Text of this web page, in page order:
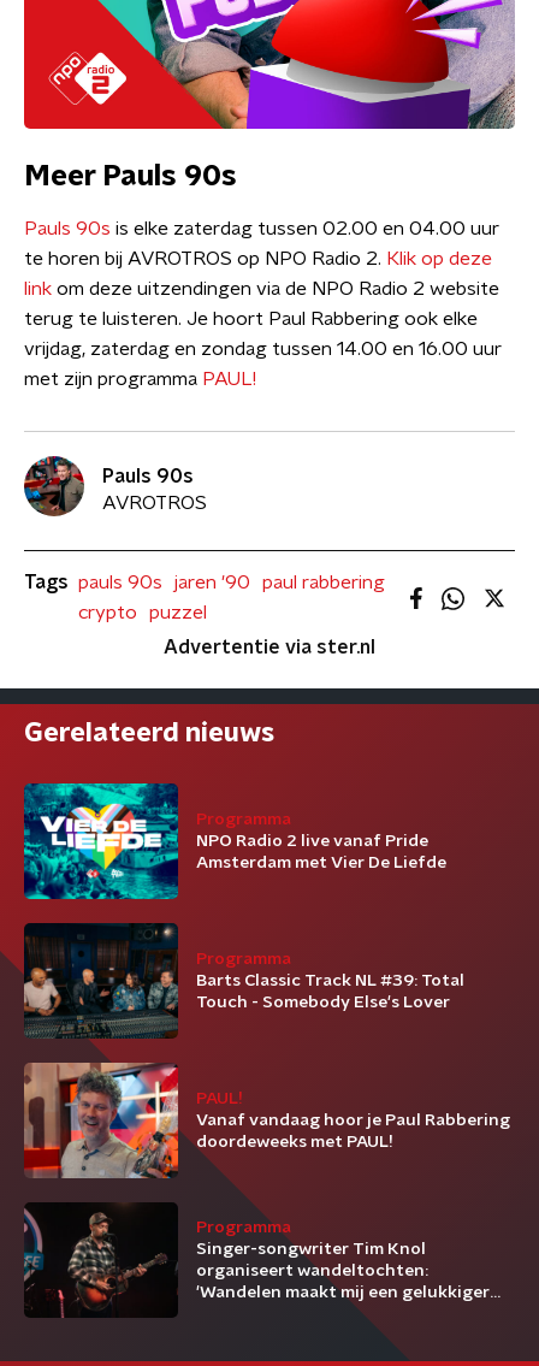
Meer Pauls 90s
Pauls 90s is elke zaterdag tussen 02.00 en 04.00 uur
te horen bij AVROTROS op NPO Radio 2. Klik op deze
link om deze uitzendingen via de NPO Radio 2 website
terug te luisteren. Je hoort Paul Rabbering ook elke
vrijdag, zaterdag en zondag tussen 14.00 en 16.00 uur
met zijn programma PAUL!
Pauls 90s
AVROTROS
Tags pauls 90s jaren '90
paul rabbering
crypto
puzzel
Advertentie via ster.nl
Gerelateerd nieuws
Programma
NPO Radio 2 live vanaf Pride
Amsterdam met Vier De Liefde
Programma
Barts Classic Track NL #39: Total
Touch - Somebody Else's Lover
PAUL!
Vanaf vandaag hoor je Paul Rabbering
doordeweeks met PAUL!
Programma
Singer-songwriter Tim Knol
organiseert wandeltochten:
'Wandelen maakt mij een gelukkiger